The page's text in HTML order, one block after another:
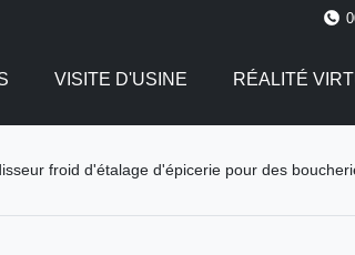
VISITE D'USINE RÉALITÉ
froid d'étalage d'épicerie pour des